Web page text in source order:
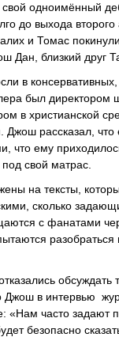
свой одноимённый
до выхода
и Томас
Дан, близкий друг
в консервативных,
был директором
в христианской
Джош рассказал,
что ему
свой матрас.
на тексты,
сколько
с фанатами
разобраться
обсуждать
Джош в интервью
«Нам часто задают
безопасно